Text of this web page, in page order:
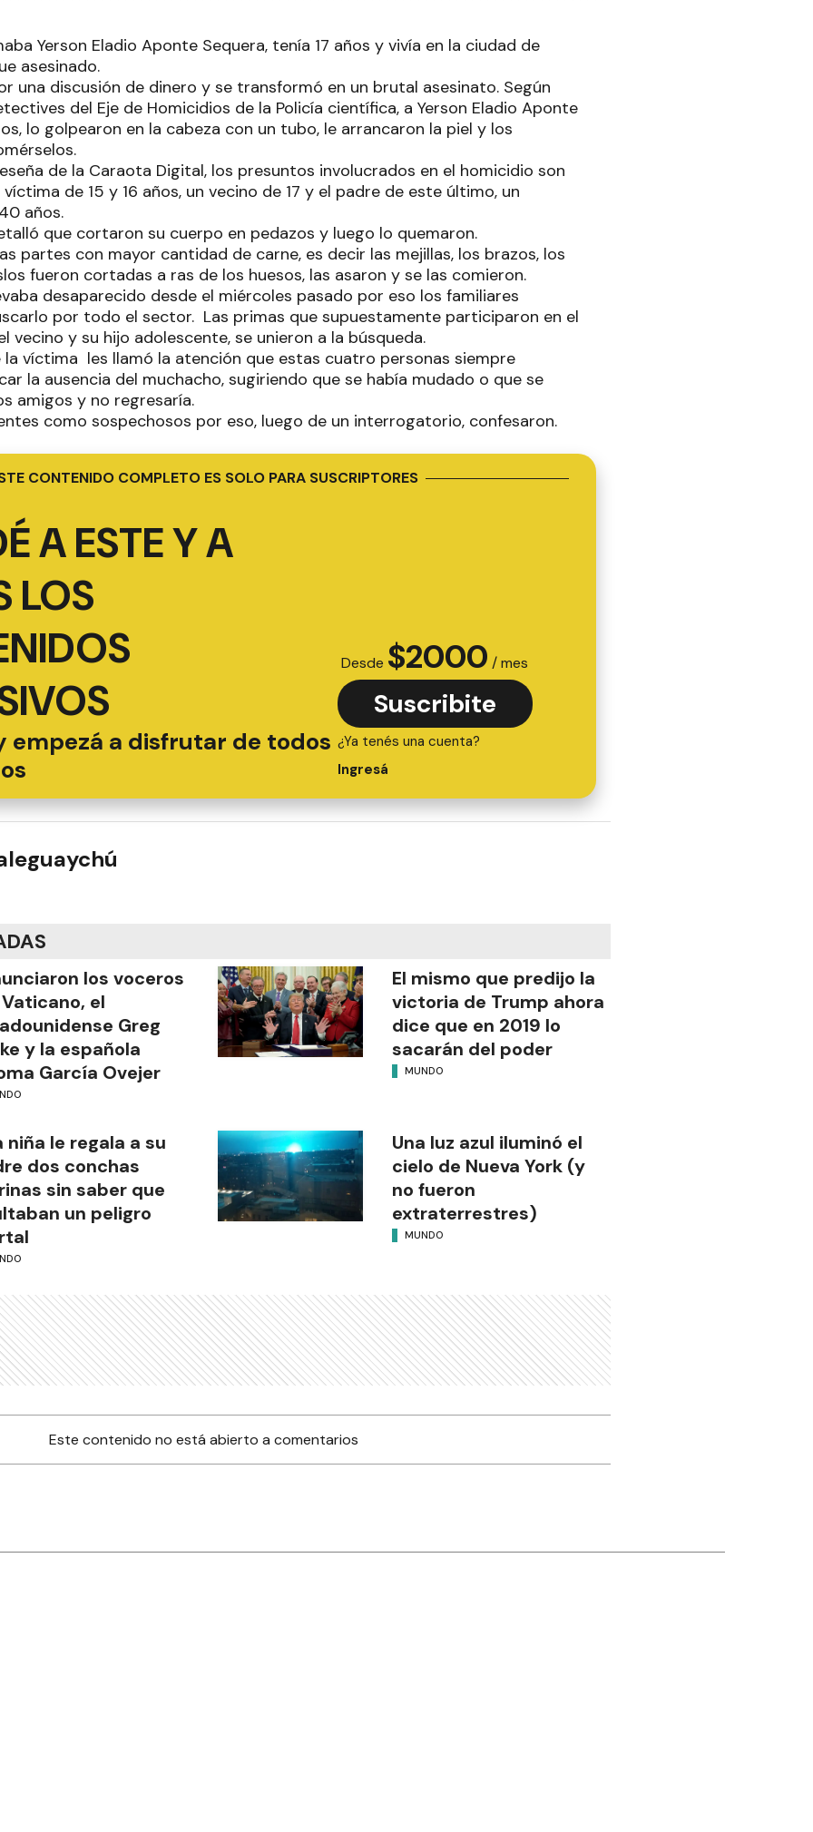
Yerson Eladio Aponte Sequera, tenía 17 años y vivía en la ciudad de
asesinado.
una discusión de dinero y se transformó en un brutal asesinato. Según
del Eje de Homicidios de la Policía científica, a Yerson Eladio Aponte
lo golpearon en la cabeza con un tubo, le arrancaron la piel y los
de la Caraota Digital, los presuntos involucrados en el homicidio son
de 15 y 16 años, un vecino de 17 y el padre de este último, un
años.
que cortaron su cuerpo en pedazos y luego lo quemaron.
partes con mayor cantidad de carne, es decir las mejillas, los brazos, los
fueron cortadas a ras de los huesos, las asaron y se las comieron.
desaparecido desde el miércoles pasado por eso los familiares
por todo el sector. Las primas que supuestamente participaron en el
vecino y su hijo adolescente, se unieron a la búsqueda.
la víctima les llamó la atención que estas cuatro personas siempre
la ausencia del muchacho, sugiriendo que se había mudado o que se
amigos y no regresaría.
como sospechosos por eso, luego de un interrogatorio, confesaron.
CONTENIDO COMPLETO ES SOLO PARA SUSCRIPTORES
A ESTE Y A
LOS
empezá a disfrutar de todos
Desde $2000 / mes
Suscribite
¿Ya tenés una cuenta?
Ingresá
los voceros
el
Greg
y la española
García Ovejer
El mismo que predijo la
victoria de Trump ahora
dice que en 2019 lo
sacarán del poder
MUNDO
niña le regala a su
dos conchas
sin saber que
un peligro
Una luz azul iluminó el
cielo de Nueva York (y
no fueron
extraterrestres)
MUNDO
Este contenido no está abierto a comentarios